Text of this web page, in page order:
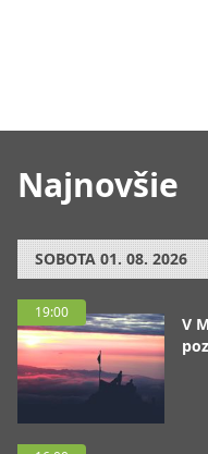
Najnovšie
SOBOTA 01. 08. 2026
19:00
V